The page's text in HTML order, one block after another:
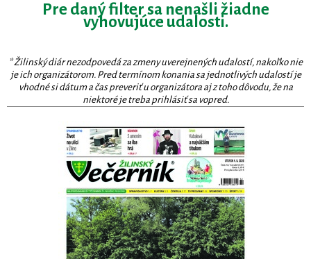
Pre daný filter sa nenašli žiadne
vyhovujúce udalosti.
* Žilinský diár nezodpovedá za zmeny uverejnených udalostí, nakoľko nie
je ich organizátorom. Pred termínom konania sa jednotlivých udalostí je
vhodné si dátum a čas preveriť u organizátora aj z toho dôvodu, že na
niektoré je treba prihlásiť sa vopred.